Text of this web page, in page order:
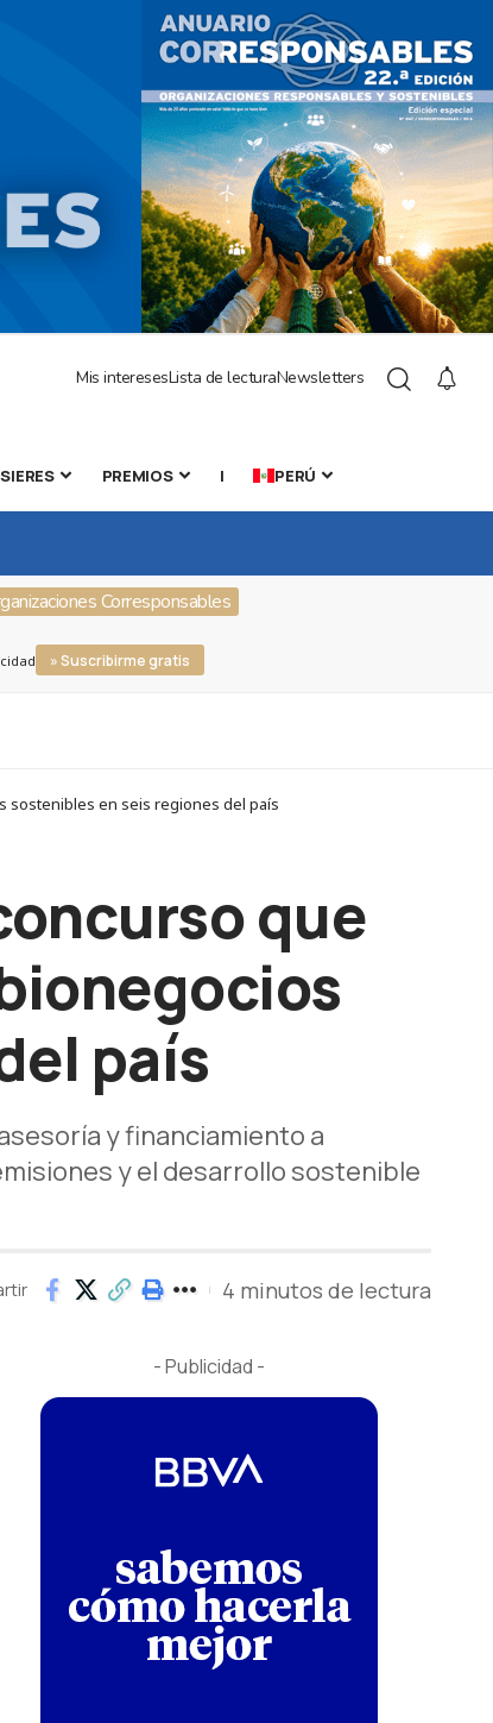
Mis interesesLista de lecturaNewsletters
PREMIOS | PERÚ
Corresponsables
» Suscribirme gratis
sostenibles en seis regiones del país
que
país
y financiamiento a
y el desarrollo sostenible
4 minutos de lectura
- Publicidad -